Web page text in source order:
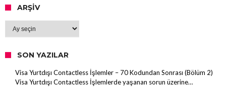
ARŞIV
Arşiv
SON YAZILAR
Visa Yurtdışı Contactless İşlemler – 70 Kodundan Sonrası (Bölüm 2)
Visa Yurtdışı Contactless İşlemlerde yaşanan sorun üzerine…